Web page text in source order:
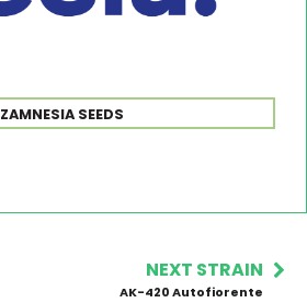
ZAMNESIA SEEDS
NEXT STRAIN
AK-420 Autofiorente